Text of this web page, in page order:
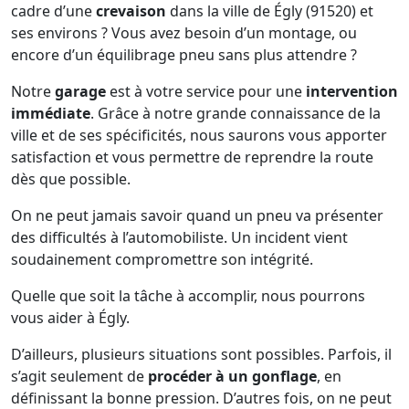
cadre d’unecrevaison dans la ville de Égly (91520) et
ses environs ? Vous avez besoin d’un montage, ou
encore d’un équilibrage pneu sans plus attendre ?
Notregarage est à votre service pour une intervention
immédiate. Grâce à notre grande connaissance de la
ville et de ses spécificités, nous saurons vous apporter
satisfaction et vous permettre de reprendre la route
dès que possible.
On ne peut jamais savoir quand un pneu va présenter
des difficultés à l’automobiliste. Un incident vient
soudainement compromettre son intégrité.
Quelle que soit la tâche à accomplir, nous pourrons
vous aider à Égly.
D’ailleurs, plusieurs situations sont possibles. Parfois, il
s’agit seulement de procéder à un gonflage, en
définissant la bonne pression. D’autres fois, on ne peut